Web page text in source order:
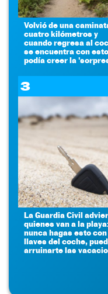
Volvió de una
cuatro kilómetros y
cuando regresa al
se encuentra con
podía creer la
3
La Guardia Civil
quienes van a la
nunca hagas esto
llaves del coche,
arruinarte las